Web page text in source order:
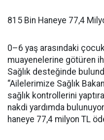
815 Bin Haneye 77,4
0–6 yaş arasındaki
muayenelerine götüren
Sağlık desteğinde
“Ailelerimize Sağlık
sağlık kontrollerini
nakdi yardımda
haneye 77,4 milyon TL